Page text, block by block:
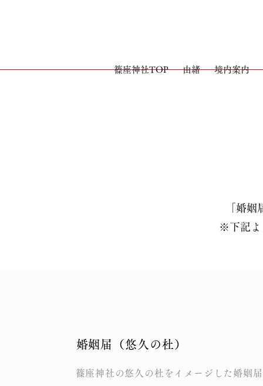
篠座神社TOP 由緒 境内案内
「婚
※下記よ
​婚姻届（悠久の杜）
篠座神社の悠久の杜をイメージした婚姻